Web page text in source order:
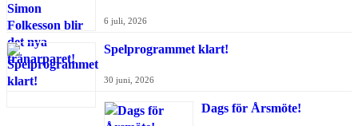
6 juli, 2026
Spelprogrammet klart!
30 juni, 2026
Dags för Årsmöte!